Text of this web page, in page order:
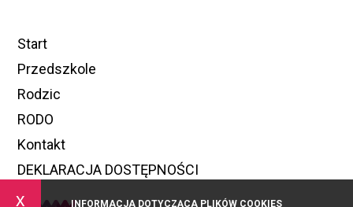
x INFORMACJA DOTYCZĄCA PLIKÓW COOKIES
Start
Przedszkole
Rodzic
RODO
Kontakt
DEKLARACJA DOSTĘPNOŚCI